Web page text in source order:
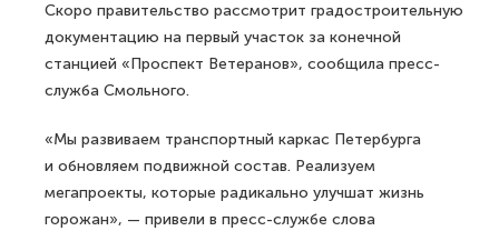
Скоро правительство рассмотрит градостроительную
документацию на первый участок за конечной
станцией «Проспект Ветеранов», сообщила пресс-
служба Смольного.
«Мы развиваем транспортный каркас Петербурга
и обновляем подвижной состав. Реализуем
мегапроекты, которые радикально улучшат жизнь
горожан», — привели в пресс-службе слова